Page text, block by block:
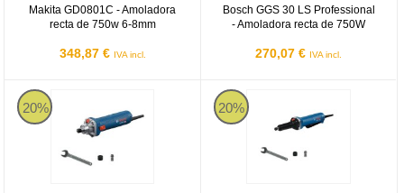
Makita GD0801C - Amoladora
recta de 750w 6-8mm
348,87 € IVA incl.
Bosch GGS 30 LS Professional
- Amoladora recta de 750W
270,07 € IVA incl.
20%
Bosch GGS 30 S - Amoladora recta de 750W
20%
Bosch GGS 30 LPS - Amoladora